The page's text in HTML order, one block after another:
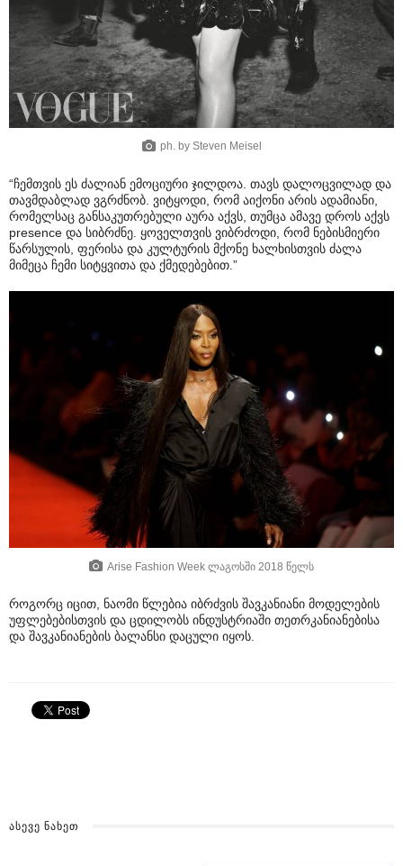
ph. by Steven Meisel
“ჩემთვის ეს ძალიან ემოციური ჯილდოა. თავს დალოცვილად და
თავმდაბლად ვგრძნობ. ვიტყოდი, რომ აიქონი არის ადამიანი,
რომელსაც განსაკუთრებული აურა აქვს, თუმცა ამავე დროს აქვს
presence და სიბრძნე. ყოველთვის ვიბრძოდი, რომ ნებისმიერი
წარსულის, ფერისა და კულტურის მქონე ხალხისთვის ძალა
მიმეცა ჩემი სიტყვითა და ქმედებებით.”
Arise Fashion Week ლაგოსში 2018 წელს
როგორც იცით, ნაომი წლებია იბრძვის შავკანიანი მოდელების
უფლებებისთვის და ცდილობს ინდუსტრიაში თეთრკანიანებისა
და შავკანიანების ბალანსი დაცული იყოს.
ᲐᲡᲔᲕᲔ ᲜᲐᲮᲔᲗ